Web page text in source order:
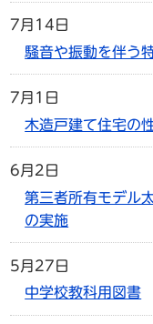
7月14日
騒音や振動を伴う
7月1日
木造戸建て住宅の
6月2日
第三者所有モデル
の実施
5月27日
中学校教科用図書